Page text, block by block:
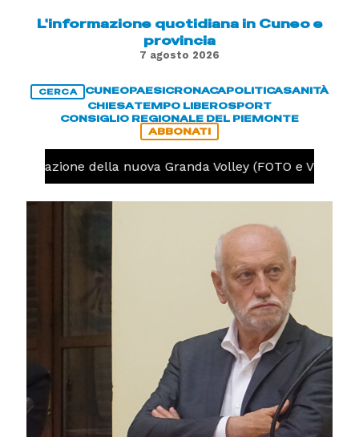
L'informazione quotidiana in Cuneo e
provincia
7 agosto 2026
CERCA CUNEOPAESICRONACAPOLITICASANITÀ
CHIESATEMPO LIBEROSPORT
CONSIGLIO REGIONALE DEL PIEMONTE
ABBONATI
della nuova Granda Volley (FOTO e VIDEO)